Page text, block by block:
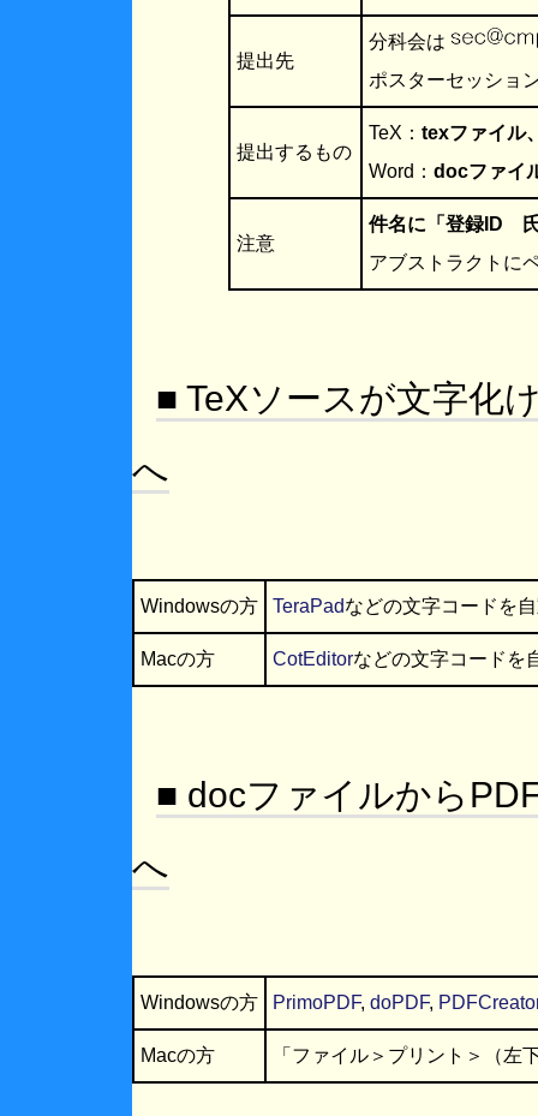
提出先
分科会は
ポスターセッショ
提出するもの
TeX： texファイル
Word： docファイ
注意
件名に「登録ID
アブストラクトに
■ TeXソースが文字化
へ
Windowsの方 TeraPadなどの文字コードを
Macの方 CotEditorなどの文字コードを
■ docファイルから
へ
Windowsの方 PrimoPDF, doPDF,
Macの方 「ファイル＞プリント＞（